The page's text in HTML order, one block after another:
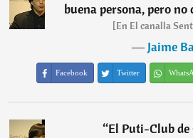
buena persona, pero no
[En El canalla
―Jaime
Facebook Twitter
“El Puti-Club de